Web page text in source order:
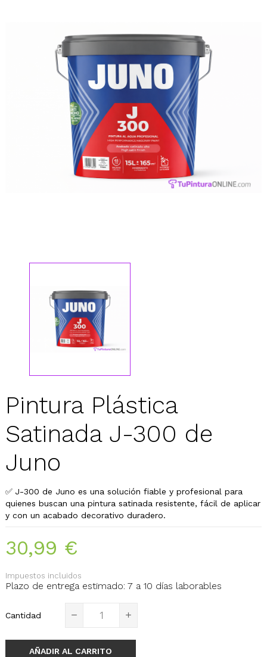
Pintura Plástica
Satinada J-300 de
Juno
✅ J-300 de Juno es una solución fiable y profesional para
quienes buscan una pintura satinada resistente, fácil de aplicar
y con un acabado decorativo duradero.
30,99 €
Impuestos incluidos
Plazo de entrega estimado: 7 a 10 días laborables
Cantidad
AÑADIR AL CARRITO